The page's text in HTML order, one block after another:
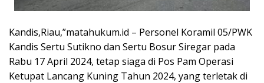
Kandis,Riau,”matahukum.id – Personel Koramil 05/PWK
Kandis Sertu Sutikno dan Sertu Bosur Siregar pada
Rabu 17 April 2024, tetap siaga di Pos Pam Operasi
Ketupat Lancang Kuning Tahun 2024, yang terletak di